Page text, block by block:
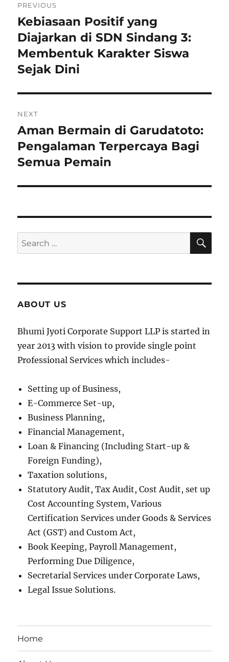
navigation
PREVIOUS
Previous
post:
Kebiasaan Positif yang
Diajarkan di SDN Sindang 3:
Membentuk Karakter Siswa
Sejak Dini
NEXT
Next
post:
Aman Bermain di Garudatoto:
Pengalaman Terpercaya Bagi
Semua Pemain
Search
for:
ABOUT US
Bhumi Jyoti Corporate Support LLP is started in
year 2013 with vision to provide single point
Professional Services which includes-
Setting up of Business,
E-Commerce Set-up,
Business Planning,
Financial Management,
Loan & Financing (Including Start-up &
Foreign Funding),
Taxation solutions,
Statutory Audit, Tax Audit, Cost Audit, set up
Cost Accounting System, Various
Certification Services under Goods & Services
Act (GST) and Custom Act,
Book Keeping, Payroll Management,
Performing Due Diligence,
Secretarial Services under Corporate Laws,
Legal Issue Solutions.
Home